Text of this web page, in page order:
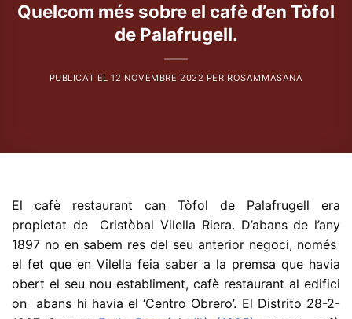
Quelcom més sobre el cafè d’en Tòfol
de Palafrugell.
PUBLICAT EL12 NOVEMBRE 2022 PER ROSAMMASANA
El cafè restaurant can Tòfol de Palafrugell era
propietat de Cristòbal Vilella Riera. D’abans de l’any
1897 no en sabem res del seu anterior negoci, només
el fet que en Vilella feia saber a la premsa que havia
obert el seu nou establiment, cafè restaurant al edifici
on abans hi havia el ‘Centro Obrero’. El Distrito 28-2-